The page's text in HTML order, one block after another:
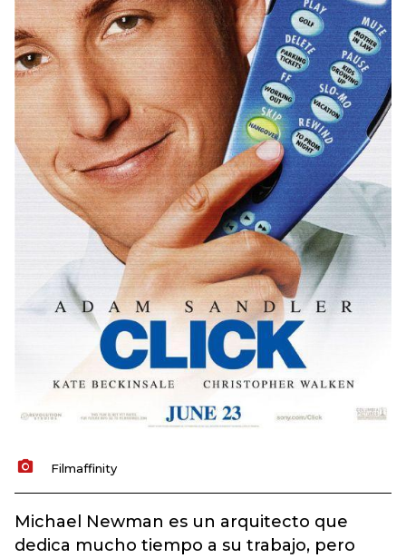
Filmaffinity
Michael Newman es un arquitecto que
dedica mucho tiempo a su trabajo, pero